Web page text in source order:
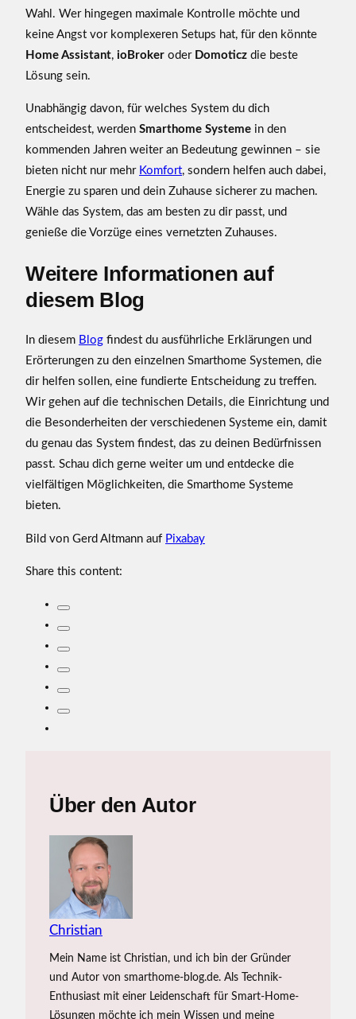
Wahl. Wer hingegen maximale Kontrolle möchte und
keine Angst vor komplexeren Setups hat, für den könnte
Home Assistant, ioBroker oder Domoticz die beste
Lösung sein.
Unabhängig davon, für welches System du dich
entscheidest, werden Smarthome Systeme in den
kommenden Jahren weiter an Bedeutung gewinnen – sie
bieten nicht nur mehr Komfort, sondern helfen auch dabei,
Energie zu sparen und dein Zuhause sicherer zu machen.
Wähle das System, das am besten zu dir passt, und
genieße die Vorzüge eines vernetzten Zuhauses.
Weitere Informationen auf
diesem Blog
In diesem Blog findest du ausführliche Erklärungen und
Erörterungen zu den einzelnen Smarthome Systemen, die
dir helfen sollen, eine fundierte Entscheidung zu treffen.
Wir gehen auf die technischen Details, die Einrichtung und
die Besonderheiten der verschiedenen Systeme ein, damit
du genau das System findest, das zu deinen Bedürfnissen
passt. Schau dich gerne weiter um und entdecke die
vielfältigen Möglichkeiten, die Smarthome Systeme
bieten.
Bild von Gerd Altmann auf Pixabay
Share this content:
Über den Autor
Christian
Mein Name ist Christian, und ich bin der Gründer
und Autor von smarthome-blog.de. Als Technik-
Enthusiast mit einer Leidenschaft für Smart-Home-
Lösungen möchte ich mein Wissen und meine